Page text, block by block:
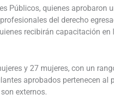
Públicos, quienes aprobaron
del derecho
recibirán capacitación en
y 27 mujeres, con un
aprobados pertenecen al
externos.